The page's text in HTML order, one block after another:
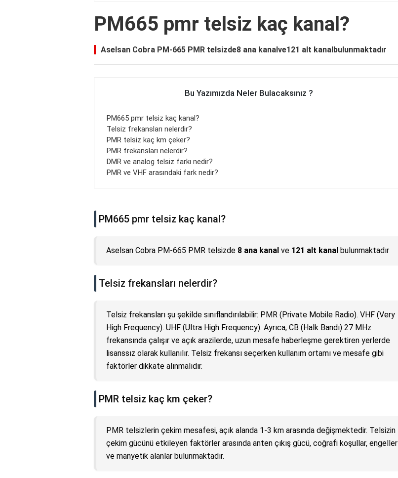
PM665 pmr telsiz kaç kanal?
Aselsan Cobra PM-665 PMR telsizde8 ana kanalve121 alt kanalbulunmaktadır
Bu Yazımızda Neler Bulacaksınız ?
PM665 pmr telsiz kaç kanal?
Telsiz frekansları nelerdir?
PMR telsiz kaç km çeker?
PMR frekansları nelerdir?
DMR ve analog telsiz farkı nedir?
PMR ve VHF arasındaki fark nedir?
PM665 pmr telsiz kaç kanal?
Aselsan Cobra PM-665 PMR telsizde 8 ana kanal ve 121 alt kanal bulunmaktadır
Telsiz frekansları nelerdir?
Telsiz frekansları şu şekilde sınıflandırılabilir: PMR (Private Mobile Radio). VHF (Very
High Frequency). UHF (Ultra High Frequency). Ayrıca, CB (Halk Bandı) 27 MHz
frekansında çalışır ve açık arazilerde, uzun mesafe haberleşme gerektiren yerlerde
lisanssız olarak kullanılır. Telsiz frekansı seçerken kullanım ortamı ve mesafe gibi
faktörler dikkate alınmalıdır.
PMR telsiz kaç km çeker?
PMR telsizlerin çekim mesafesi, açık alanda 1-3 km arasında değişmektedir. Telsizin
çekim gücünü etkileyen faktörler arasında anten çıkış gücü, coğrafi koşullar, engeller
ve manyetik alanlar bulunmaktadır.